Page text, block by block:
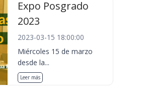
Expo Posgrado
2023
2023-03-15 18:00:00
Miércoles 15 de marzo
desde la...
Leer más